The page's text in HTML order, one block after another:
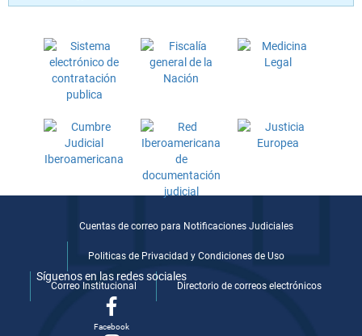
Cuentas de correo para Notificaciones Judiciales
Politicas de Privacidad y Condiciones de Uso
Correo Institucional Directorio de correos electrónicos
Síguenos en las redes sociales
Facebook